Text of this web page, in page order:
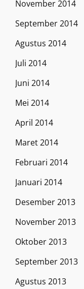
November 2014
September 2014
Agustus 2014
Juli 2014
Juni 2014
Mei 2014
April 2014
Maret 2014
Februari 2014
Januari 2014
Desember 2013
November 2013
Oktober 2013
September 2013
Agustus 2013